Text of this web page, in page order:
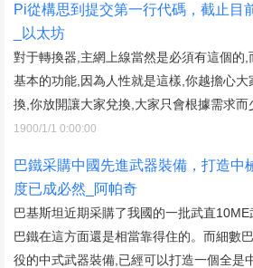
Pi從構思到提交第一行代碼，截止目
_以太坊
對于轉換器,主網上線當然是必須有這個的
基本的功能,因為人性就是這樣,你越擔心
換,你放開讓大家兌換,大家只會根據需求而
1900/1/1 0:00:00
巴鐵采購中國先進武器裝備，打造中
度已成必然_阿帕奇
巴基斯坦近期采購了我國的一批武直10ME
巴鐵在這方面還是相當靠得住的。而細數
役的中式武器裝備,已經可以打造一個全是